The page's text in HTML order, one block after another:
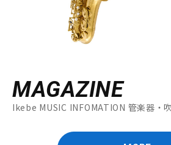
MAGAZINE
Ikebe MUSIC INFOMATION 管楽器・